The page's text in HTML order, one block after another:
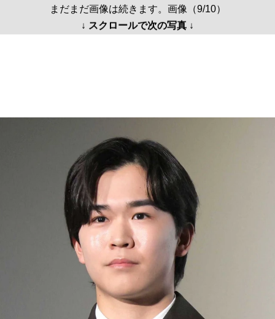
まだまだ画像は続きます。画像（9/10）
↓ スクロールで次の写真 ↓